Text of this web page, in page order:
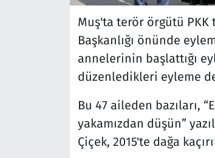
Muş'ta terör örgütü PKK
Başkanlığı önünde
annelerinin başlattığı
düzenledikleri eyleme
Bu 47 aileden bazıları,
yakamızdan düşün”
Çiçek, 2015'te dağa